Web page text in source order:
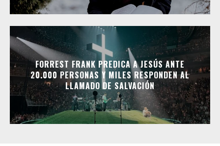
FORREST FRANK PREDICA A JESÚS ANTE
20.000 PERSONAS Y MILES RESPONDEN AL
LLAMADO DE SALVACIÓN